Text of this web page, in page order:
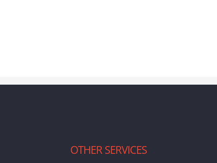
OTHER SERVICES